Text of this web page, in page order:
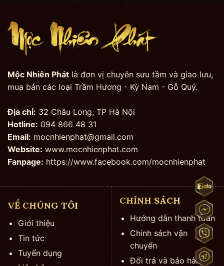
Mộc Nhiên Phát là đơn vị chuyên sưu tầm và giao lưu,
mua bán các loại Trầm Hương - Kỳ Nam - Gỗ Quý.
Địa chỉ: 32 Châu Long, TP Hà Nội
Hotline: 094 866 48 31
Email: mocnhienphat@gmail.com
Website: www.mocnhienphat.com
Fanpage: https://www.facebook.com/mocnhienphat
VỀ CHÚNG TÔI
Giới thiệu
Tin tức
Tuyển dụng
CHÍNH SÁCH
Hướng dẫn thanh toán
Chính sách vận
chuyển
Đổi trả và bảo hành